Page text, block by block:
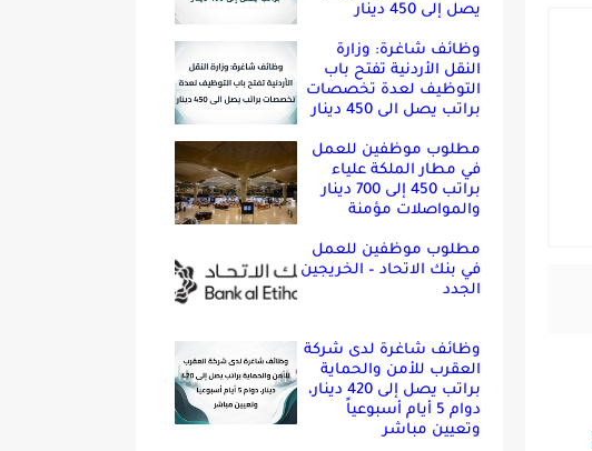
يصل إلى 450 دينار
وظائف شاغرة: وزارة
النقل الأردنية تفتح باب
التوظيف لعدة تخصصات
براتب يصل الى 450 دينار
مطلوب موظفين للعمل
في مطار الملكة علياء
براتب 450 إلى 700 دينار
والمواصلات مؤمنة
مطلوب موظفين للعمل
في بنك الاتحاد – الخريجين
الجدد
وظائف شاغرة لدى شركة
العقرب للأمن والحماية
براتب يصل إلى 420 دينار،
دوام 5 أيام أسبوعياً
وتعيين مباشر